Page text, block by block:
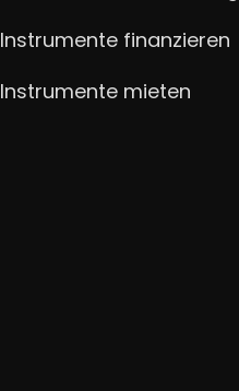
Instrumente finanzieren
Instrumente mieten